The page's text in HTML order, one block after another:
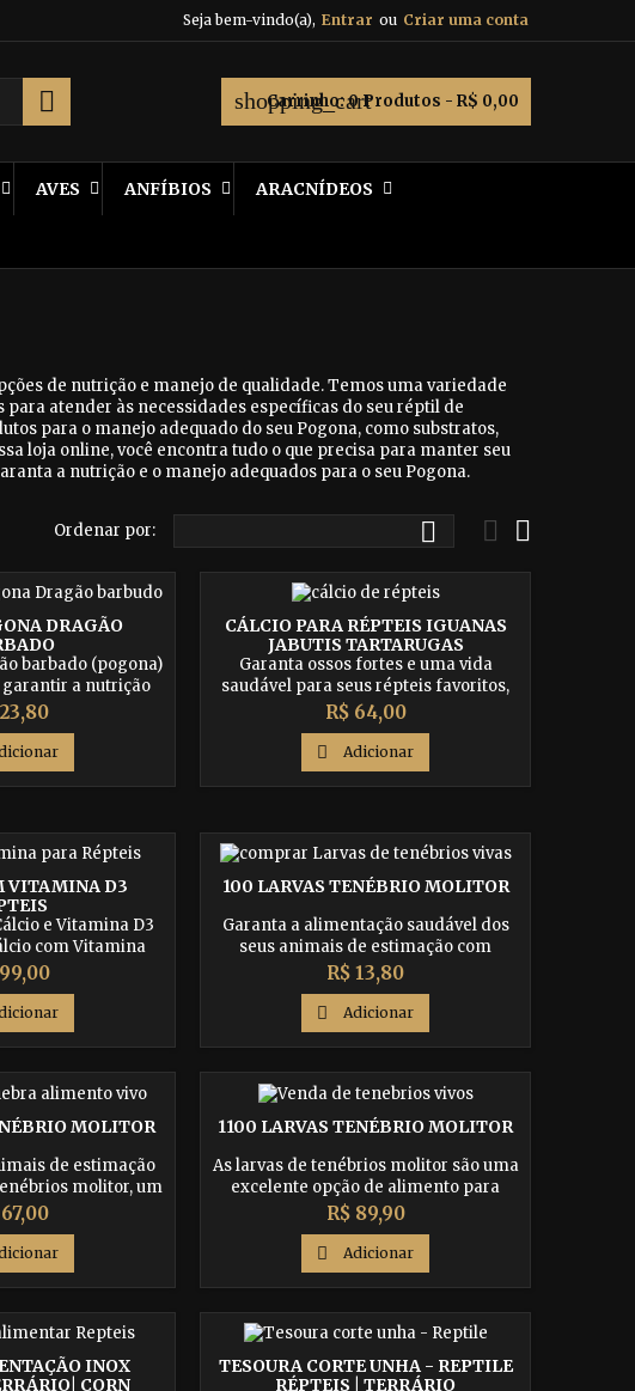
Seja bem-vindo(a), Entrar ou Criar uma conta
shopping_cart
Carrinho:0Produtos - R$ 0,00

AVES ANFÍBIOS ARACNÍDEOS
de nutrição e manejo de qualidade. Temos uma variedade
atender às necessidades específicas do seu réptil de
para o manejo adequado do seu Pogona, como substratos,
loja online, você encontra tudo o que precisa para manter seu
a nutrição e o manejo adequados para o seu Pogona.
Ordenar por:   
DRAGÃO
barbado (pogona)
garantir a nutrição
de estimação.
da alimentação
já a melhor
mercado!
CÁLCIO PARA RÉPTEIS IGUANAS
JABUTIS TARTARUGAS
Garanta ossos fortes e uma vida
saudável para seus répteis favoritos,
incluindo iguanas, jabutis e tartarugas,
com o Cálcio para Répteis. Um
suplemento essencial para o bem-
estar de seus animais de estimação.
Preço
R$ 64,00
 Adicionar
VITAMINA D3
e Vitamina D3
com Vitamina
Iguanas, Leopard
cálcio para fornecer
pet.
100 LARVAS TENÉBRIO MOLITOR
Garanta a alimentação saudável dos
seus animais de estimação com
nossas larvas de tenébrios. Alimento
rico em proteínas, vitaminas e
minerais, ideal para répteis, pássaros
e anfíbios. Compre agora e
proporcione uma dieta balanceada aos
seus bichinhos!
Preço
R$ 13,80
 Adicionar
MOLITOR
de estimação
molitor, um
vitaminas
para o
de répteis,
Compre agora e
dieta equilibrada e
bichinhos!
1100 LARVAS TENÉBRIO MOLITOR
As larvas de tenébrios molitor são uma
excelente opção de alimento para
répteis, pássaros e anfíbios. Rica em
proteínas, vitaminas e minerais, a
alimentação com larvas de tenébrios é
fundamental para o desenvolvimento
saudável dos seus bichinhos. Compre
agora e garanta uma dieta equilibrada
para seus animais de estimação!
Preço
R$ 89,90
 Adicionar
INOX
CORN
TESOURA CORTE UNHA - REPTILE
RÉPTEIS | TERRÁRIO